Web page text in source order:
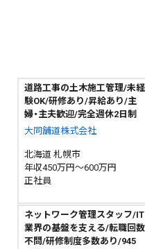
道路工事の土木施工管理/未経
験OK/研修あり/昇給あり/主
婦・主夫歓迎/完全週休2日制
大同舗道株式会社
北海道 札幌市
年収450万円～600万円
正社員
ネットワーク管理スタッフ/IT
業界の基盤を支える/転職回数
不問/研修制度多数あり/945